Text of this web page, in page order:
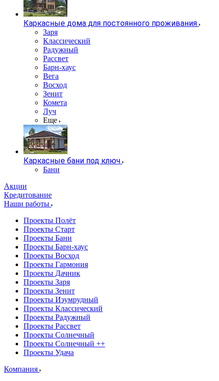
Каркасные дома для постоянного проживания
Заря
Классический
Радужный
Рассвет
Барн-хаус
Вега
Восход
Зенит
Комета
Луч
Еще
Каркасные бани под ключ
Бани
Акции
Кредитование
Наши работы
Проекты Полёт
Проекты Старт
Проекты Бани
Проекты Барн-хаус
Проекты Восход
Проекты Гармония
Проекты Дачник
Проекты Заря
Проекты Зенит
Проекты Изумрудный
Проекты Классический
Проекты Радужный
Проекты Рассвет
Проекты Солнечный
Проекты Солнечный ++
Проекты Удача
Компания